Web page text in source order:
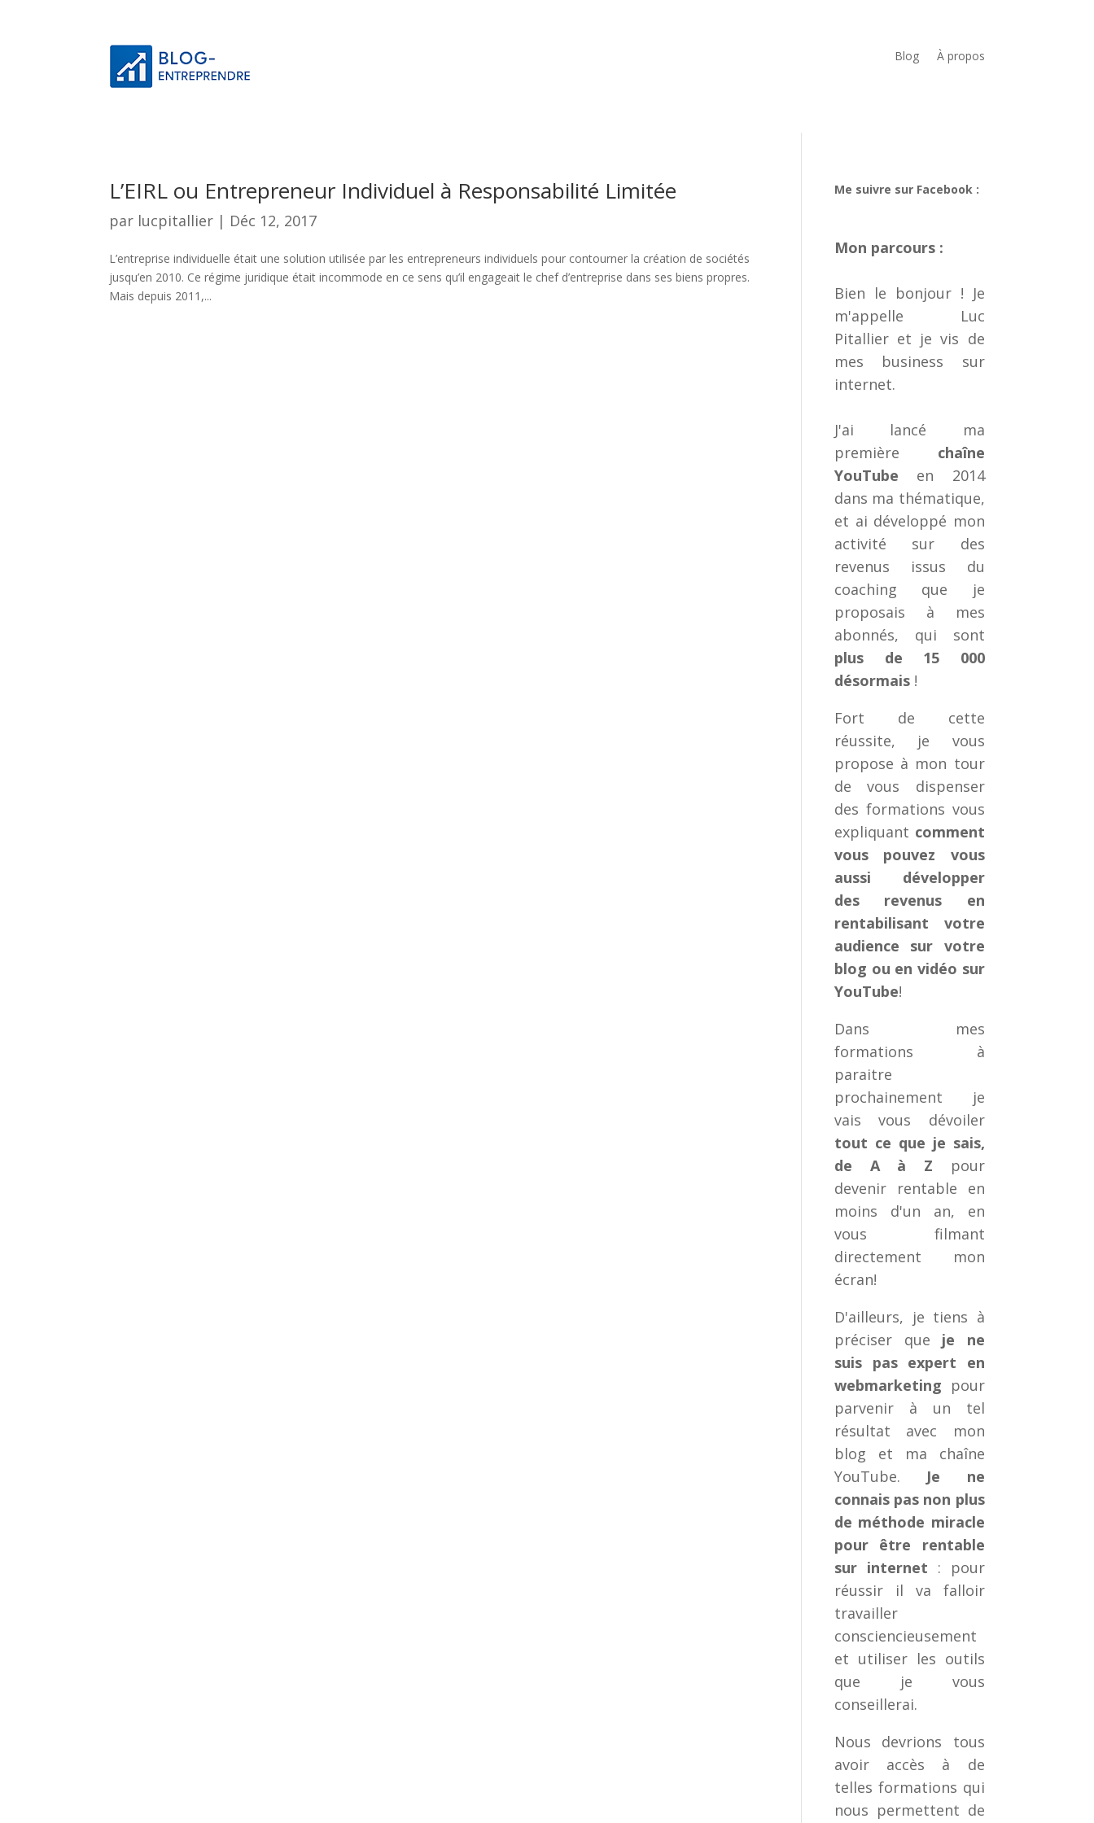
Blog À propos
L’EIRL ou Entrepreneur Individuel à Responsabilité Limitée
par lucpitallier | Déc 12, 2017
L’entreprise individuelle était une solution utilisée par les entrepreneurs individuels pour contourner la création de sociétés
jusqu’en 2010. Ce régime juridique était incommode en ce sens qu’il engageait le chef d’entreprise dans ses biens propres.
Mais depuis 2011,...
Me suivre sur Facebook :
Mon parcours :
Bien le bonjour ! Je
m'appelle Luc
Pitallier et je vis de
mes business sur
internet.
J'ai lancé ma
première chaîne
YouTube en 2014
dans ma thématique,
et ai développé mon
activité sur des
revenus issus du
coaching que je
proposais à mes
abonnés, qui sont
plus de 15 000
désormais !
Fort de cette
réussite, je vous
propose à mon tour
de vous dispenser
des formations vous
expliquant comment
vous pouvez vous
aussi développer
des revenus en
rentabilisant votre
audience sur votre
blog ou en vidéo sur
YouTube!
Dans mes
formations à
paraitre
prochainement je
vais vous dévoiler
tout ce que je sais,
de A à Z pour
devenir rentable en
moins d'un an, en
vous filmant
directement mon
écran!
D'ailleurs, je tiens à
préciser que je ne
suis pas expert en
webmarketing pour
parvenir à un tel
résultat avec mon
blog et ma chaîne
YouTube. Je ne
connais pas non plus
de méthode miracle
pour être rentable
sur internet : pour
réussir il va falloir
travailler
consciencieusement
et utiliser les outils
que je vous
conseillerai.
Nous devrions tous
avoir accès à de
telles formations qui
nous permettent de